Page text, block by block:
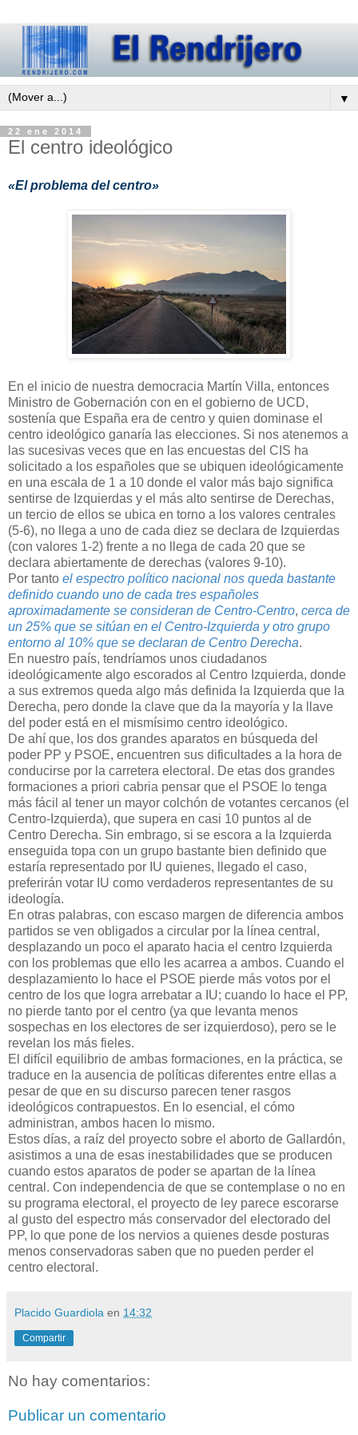
▼
22 ene 2014
El centro ideológico
«El problema del centro»
En el inicio de nuestra democracia Martín Villa, entonces
Ministro de Gobernación con en el gobierno de UCD,
sostenía que España era de centro y quien dominase el
centro ideológico ganaría las elecciones. Si nos atenemos a
las sucesivas veces que en las encuestas del CIS ha
solicitado a los españoles que se ubiquen ideológicamente
en una escala de 1 a 10 donde el valor más bajo significa
sentirse de Izquierdas y el más alto sentirse de Derechas,
un tercio de ellos se ubica en torno a los valores centrales
(5-6), no llega a uno de cada diez se declara de Izquierdas
(con valores 1-2) frente a no llega de cada 20 que se
declara abiertamente de derechas (valores 9-10).
Por tanto el espectro político nacional nos queda bastante
definido cuando uno de cada tres españoles
aproximadamente se consideran de Centro-Centro, cerca de
un 25% que se sitúan en el Centro-Izquierda y otro grupo
entorno al 10% que se declaran de Centro Derecha.
En nuestro país, tendríamos unos ciudadanos
ideológicamente algo escorados al Centro Izquierda, donde
a sus extremos queda algo más definida la Izquierda que la
Derecha, pero donde la clave que da la mayoría y la llave
del poder está en el mismísimo centro ideológico.
De ahí que, los dos grandes aparatos en búsqueda del
poder PP y PSOE, encuentren sus dificultades a la hora de
conducirse por la carretera electoral. De etas dos grandes
formaciones a priori cabria pensar que el PSOE lo tenga
más fácil al tener un mayor colchón de votantes cercanos (el
Centro-Izquierda), que supera en casi 10 puntos al de
Centro Derecha. Sin embrago, si se escora a la Izquierda
enseguida topa con un grupo bastante bien definido que
estaría representado por IU quienes, llegado el caso,
preferirán votar IU como verdaderos representantes de su
ideología.
En otras palabras, con escaso margen de diferencia ambos
partidos se ven obligados a circular por la línea central,
desplazando un poco el aparato hacia el centro Izquierda
con los problemas que ello les acarrea a ambos. Cuando el
desplazamiento lo hace el PSOE pierde más votos por el
centro de los que logra arrebatar a IU; cuando lo hace el PP,
no pierde tanto por el centro (ya que levanta menos
sospechas en los electores de ser izquierdoso), pero se le
revelan los más fieles.
El difícil equilibrio de ambas formaciones, en la práctica, se
traduce en la ausencia de políticas diferentes entre ellas a
pesar de que en su discurso parecen tener rasgos
ideológicos contrapuestos. En lo esencial, el cómo
administran, ambos hacen lo mismo.
Estos días, a raíz del proyecto sobre el aborto de Gallardón,
asistimos a una de esas inestabilidades que se producen
cuando estos aparatos de poder se apartan de la línea
central. Con independencia de que se contemplase o no en
su programa electoral, el proyecto de ley parece escorarse
al gusto del espectro más conservador del electorado del
PP, lo que pone de los nervios a quienes desde posturas
menos conservadoras saben que no pueden perder el
centro electoral.
Placido Guardiola en 14:32
Compartir
No hay comentarios:
Publicar un comentario